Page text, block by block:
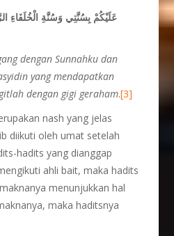
عَلَيْكُمْ بِسُنَّتِي وَسُنَّةِ الْخُلَفَاءِ
dengan Sunnahku dan
yang mendapatkan
dengan gigi geraham.[3]
nash yang jelas
diikuti oleh umat setelah
hadits yang dianggap
ahli bait, maka hadits
menunjukkan hal
maka haditsnya